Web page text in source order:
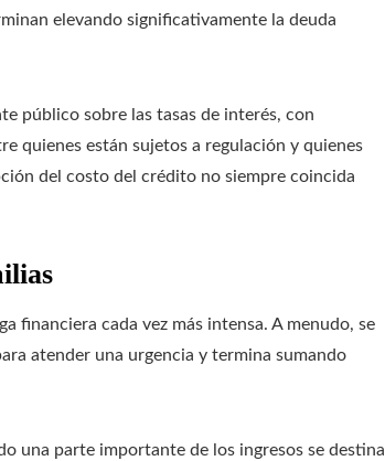
elevando significativamente la deuda
público sobre las tasas de interés, con
quienes están sujetos a regulación y quienes
del costo del crédito no siempre coincida
financiera cada vez más intensa. A menudo, se
atender una urgencia y termina sumando
una parte importante de los ingresos se destina